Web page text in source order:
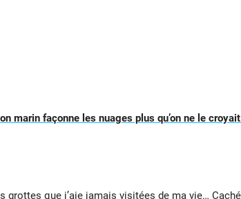
marin façonne les nuages plus qu’on ne le
grottes que j’aie jamais visitées de ma vie…